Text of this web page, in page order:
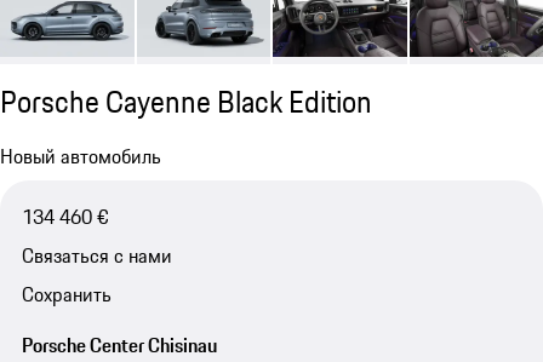
Porsche Cayenne Black Edition
Новый автомобиль
134 460 €
Связаться с нами
Сохранить
Porsche Center Chisinau